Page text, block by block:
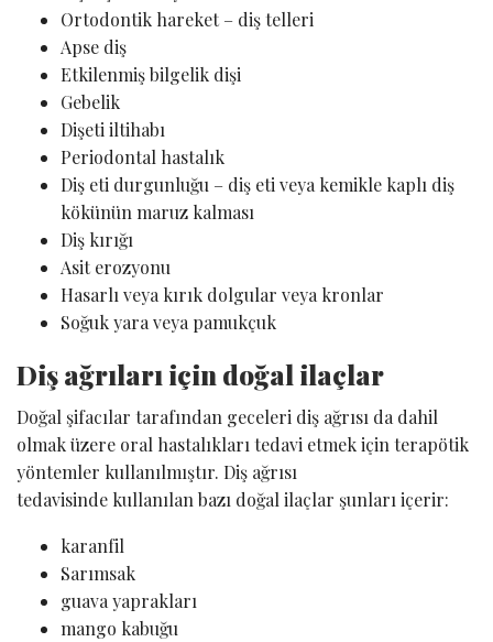
Ortodontik hareket – diş telleri
Apse diş
Etkilenmiş bilgelik dişi
Gebelik
Dişeti iltihabı
Periodontal hastalık
Diş eti durgunluğu – diş eti veya kemikle kaplı diş
kökünün maruz kalması
Diş kırığı
Asit erozyonu
Hasarlı veya kırık dolgular veya kronlar
Soğuk yara veya pamukçuk
Diş ağrıları için doğal ilaçlar
Doğal şifacılar tarafından geceleri diş ağrısı da dahil
olmak üzere oral hastalıkları tedavi etmek için terapötik
yöntemler kullanılmıştır. Diş ağrısı
tedavisinde kullanılan bazı doğal ilaçlar şunları içerir:
karanfil
Sarımsak
guava yaprakları
mango kabuğu